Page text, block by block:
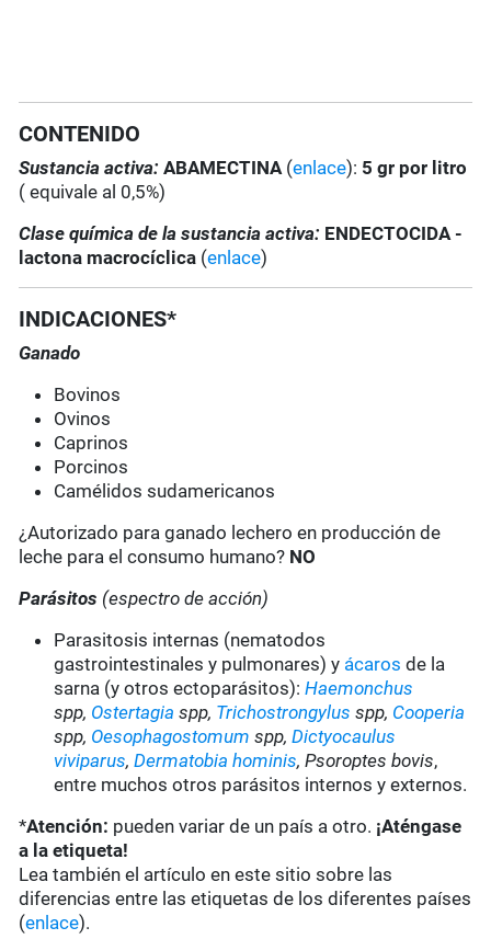
CONTENIDO
Sustancia activa:ABAMECTINA (enlace): 5 gr por litro
( equivale al 0,5%)
Clase química de la sustancia activa: ENDECTOCIDA -
lactona macrocíclica (enlace)
INDICACIONES*
Ganado
Bovinos
Ovinos
Caprinos
Porcinos
Camélidos sudamericanos
¿Autorizado para ganado lechero en producción de
leche para el consumo humano? NO
Parásitos (espectro de acción)
Parasitosis internas (nematodos
gastrointestinales y pulmonares) y ácaros de la
sarna (y otros ectoparásitos):Haemonchus
spp, Ostertagia spp, Trichostrongylusspp, Cooperia
spp, Oesophagostomum spp,Dictyocaulus
viviparus,Dermatobia hominis, Psoroptes bovis,
entre muchos otros parásitos internos y externos.
*Atención: pueden variar de un país a otro. ¡Aténgase
a la etiqueta!
Lea también el artículo en este sitio sobre las
diferencias entre las etiquetas de los diferentes países
(enlace).